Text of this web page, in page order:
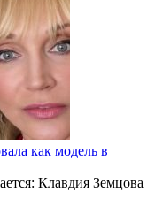
как модель в
Клавдия Земцова